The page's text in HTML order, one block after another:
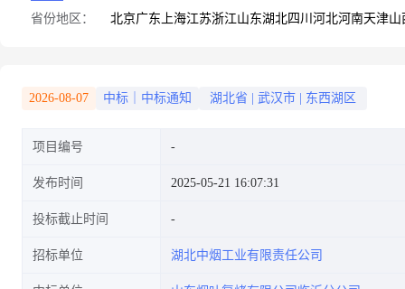
省份地区： 北京广东 上海江苏浙江山东湖北四川 河北河南天津山
2026-08-07 中标｜中标通知 湖北省 武汉市 东西湖区
项目编号
发布时间 2025-05-21 16:07:31
投标截止时间
招标单位 湖北中烟工业有限责任公司